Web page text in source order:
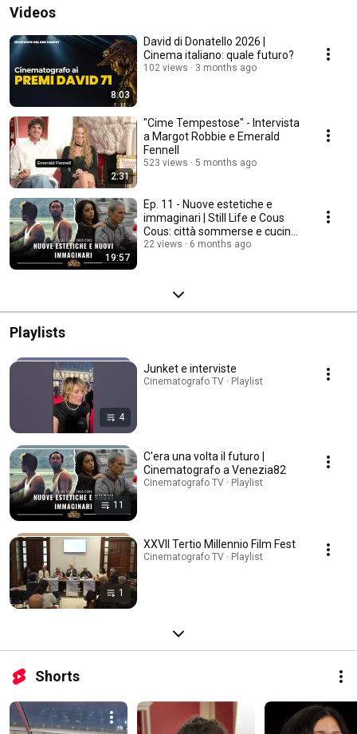
Videos
8:03
David di Donatello 2026 |
Cinema italiano: quale futuro?
102 views 3 months ago
2:31
"Cime Tempestose" - Intervista
a Margot Robbie e Emerald
Fennell
523 views 5 months ago
19:57
Ep. 11 - Nuove estetiche e
immaginari | Still Life e Cous
Cous: città sommerse e cucine
politiche
22 views 6 months ago
Playlists
4
Junket e interviste
Cinematografo TV · Playlist
11
C'era una volta il futuro |
Cinematografo a Venezia82
Cinematografo TV · Playlist
1
XXVII Tertio Millennio Film Fest
Cinematografo TV · Playlist
Shorts